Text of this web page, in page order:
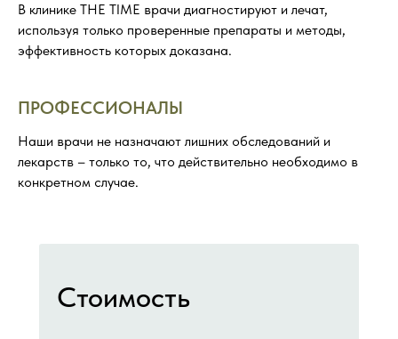
В клинике THE TIME врачи диагностируют и лечат,
используя только проверенные препараты и методы,
эффективность которых доказана.
ПРОФЕССИОНАЛЫ
Наши врачи не назначают лишних обследований и
лекарств – только то, что действительно необходимо в
конкретном случае.
Стоимость